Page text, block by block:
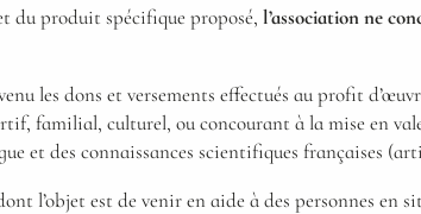
du produit spécifique proposé, l’association ne
les dons et versements effectués au profit
familial, culturel, ou concourant à la mise en
et des connaissances scientifiques françaises
l’objet est de venir en aide à des personnes